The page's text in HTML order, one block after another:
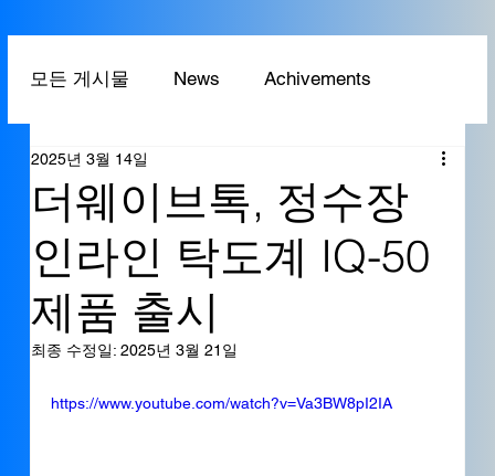
모든 게시물 News Achivements
Technology
더웨이브톡, 정수장
인라인 탁도계 IQ-50
제품 출시
2025년 3월 14일
최종 수정일: 2025년 3월 21일
https://www.youtube.com/watch?v=Va3BW8pI2IA